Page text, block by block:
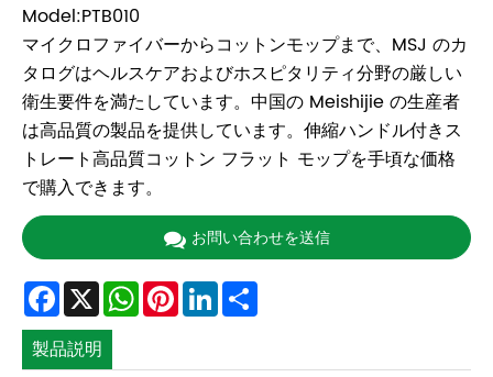
Model:PTB010
マイクロファイバーからコットンモップまで、MSJ のカ
タログはヘルスケアおよびホスピタリティ分野の厳しい
衛生要件を満たしています。中国の Meishijie の生産者
は高品質の製品を提供しています。伸縮ハンドル付きス
トレート高品質コットン フラット モップを手頃な価格
で購入できます。
お問い合わせを送信
Facebook
X WhatsApp
Pinterest
LinkedIn
製品説明